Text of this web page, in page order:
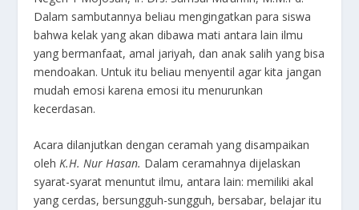
Dalam sambutannya beliau mengingatkan para siswa
bahwa kelak yang akan dibawa mati antara lain ilmu
yang bermanfaat, amal jariyah, dan anak salih yang bisa
mendoakan. Untuk itu beliau menyentil agar kita jangan
mudah emosi karena emosi itu menurunkan
kecerdasan.
Acara dilanjutkan dengan ceramah yang disampaikan
olehK.H. Nur Hasan. Dalam ceramahnya dijelaskan
syarat-syarat menuntut ilmu, antara lain: memiliki akal
yang cerdas, bersungguh-sungguh, bersabar, belajar itu